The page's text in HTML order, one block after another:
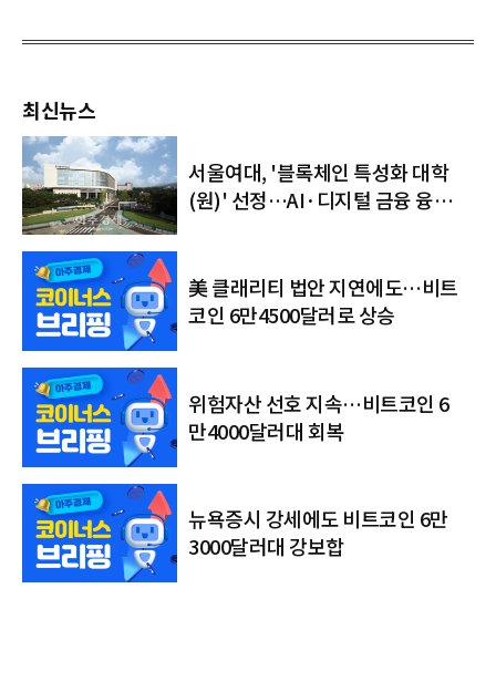
최신뉴스
서울여대, '블록체인 특성화 대학
(원)' 선정…AI·디지털 금융 융합
美 클래리티 법안 지연에도…비트
코인 6만4500달러로 상승
위험자산 선호 지속…비트코인 6
만4000달러대 회복
뉴욕증시 강세에도 비트코인 6만
3000달러대 강보합